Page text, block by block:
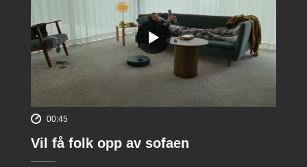
00:45
Vil få folk opp av sofaen